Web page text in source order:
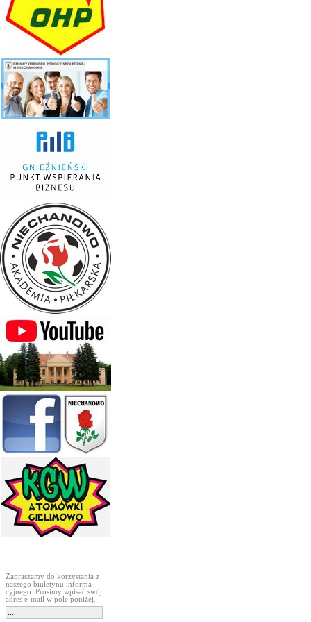
Zapraszamy do korzystania z
naszego biuletynu informa-
cyjnego. Prosimy wpisać swój
adres e-mail w pole poniżej.